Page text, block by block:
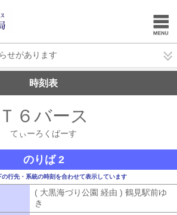
せがあります
時刻表
Ｔ６バース
てぃーろくばーす
のりば 2
行先・系統の時刻を合わせて表示しています
( 大黒海づり公園 経由 ) 鶴見駅前ゆ
き